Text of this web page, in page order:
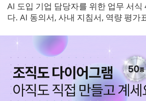
AI 도입 기업 담당자를 위한 업무 서식
다. AI 동의서, 사내 지침서, 역량 평가